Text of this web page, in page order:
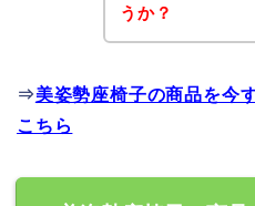
うか？
⇒美姿勢座椅子の商品を今
こちら